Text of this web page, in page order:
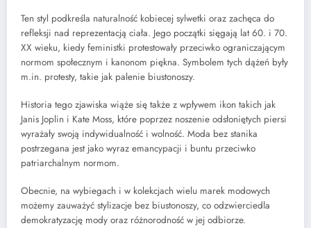
Ten styl podkreśla naturalność kobiecej sylwetki oraz zachęca do
refleksji nad reprezentacją ciała. Jego początki sięgają lat 60. i 70.
XX wieku, kiedy feministki protestowały przeciwko ograniczającym
normom społecznym i kanonom piękna. Symbolem tych dążeń były
m.in. protesty, takie jak palenie biustonoszy.
Historia tego zjawiska wiąże się także z wpływem ikon takich jak
Janis Joplin i Kate Moss, które poprzez noszenie odsłoniętych piersi
wyrażały swoją indywidualność i wolność. Moda bez stanika
postrzegana jest jako wyraz emancypacji i buntu przeciwko
patriarchalnym normom.
Obecnie, na wybiegach i w kolekcjach wielu marek modowych
możemy zauważyć stylizacje bez biustonoszy, co odzwierciedla
demokratyzację mody oraz różnorodność w jej odbiorze.